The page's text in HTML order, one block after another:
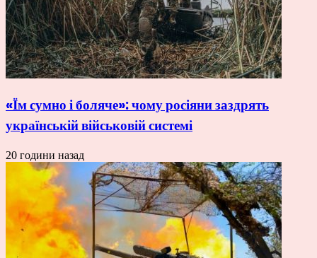
«Їм сумно і боляче»: чому росіяни заздрять
українській військовій системі
20 години назад